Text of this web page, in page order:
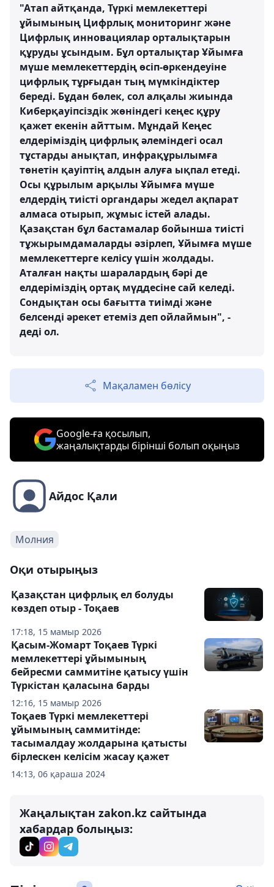
"Атап айтқанда, Түркі мемлекеттері
ұйымының Цифрлық мониторинг және
Цифрлық инновациялар орталықтарын
құруды ұсындым. Бұл орталықтар Ұйымға
мүше мемлекеттердің өсіп-өркендеуіне
цифрлық тұрғыдан тың мүмкіндіктер
береді. Бұдан бөлек, сол алқалы жиында
Киберқауіпсіздік жөніндегі кеңес құру
қажет екенін айттым. Мұндай Кеңес
елдеріміздің цифрлық әлеміндегі осал
тұстарды анықтап, инфрақұрылымға
төнетін қауіптің алдын алуға ықпал етеді.
Осы құрылым арқылы Ұйымға мүше
елдердің тиісті органдары жедел ақпарат
алмаса отырып, жұмыс істей алады.
Қазақстан бұл бастамалар бойынша тиісті
тұжырымдамаларды әзірлеп, Ұйымға мүше
мемлекеттерге келісу үшін жолдады.
Аталған нақты шаралардың бәрі де
елдеріміздің ортақ мүддесіне сай келеді.
Сондықтан осы бағытта тиімді және
белсенді әрекет етеміз деп ойлаймын", -
деді ол.
Мақаламен бөлісу
Google-ға қосылып,
жаңалықтарды бірінші болып оқыңыз
Айдос Қали
Молния
Оқи отырыңыз
17:18, 15 мамыр 2026
Қазақстан цифрлық ел болуды
көздеп отыр - Тоқаев
12:16, 15 мамыр 2026
Қасым-Жомарт Тоқаев Түркі
мемлекеттері ұйымының
бейресми саммитіне қатысу үшін
Түркістан қаласына барды
14:13, 06 қараша 2024
Тоқаев Түркі мемлекеттері
ұйымының саммитінде:
тасымалдау жолдарына қатысты
бірлескен келісім жасау қажет
Жаңалықтан zakon.kz сайтында
хабардар болыңыз: